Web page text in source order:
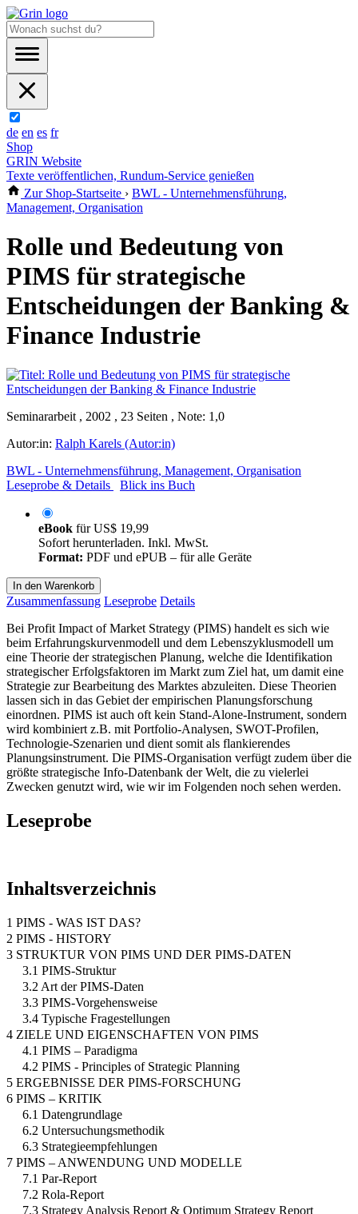
de en es fr
Shop
GRIN Website
Texte veröffentlichen, Rundum-Service genießen
Zur Shop-Startseite › BWL - Unternehmensführung,
Management, Organisation
Rolle und Bedeutung von
PIMS für strategische
Entscheidungen der Banking &
Finance Industrie
Seminararbeit , 2002 , 23 Seiten , Note: 1,0
Autor:in: Ralph Karels (Autor:in)
BWL - Unternehmensführung, Management, Organisation
Leseprobe & Details
Blick ins Buch
eBook fürUS$ 19,99
Sofort herunterladen. Inkl. MwSt.
Format: PDF und ePUB – für alle Geräte
In den Warenkorb
Zusammenfassung Leseprobe Details
Bei Profit Impact of Market Strategy (PIMS) handelt es sich wie
beim Erfahrungskurvenmodell und dem Lebenszyklusmodell um
eine Theorie der strategischen Planung, welche die Identifikation
strategischer Erfolgsfaktoren im Markt zum Ziel hat, um damit eine
Strategie zur Bearbeitung des Marktes abzuleiten. Diese Theorien
lassen sich in das Gebiet der empirischen Planungsforschung
einordnen. PIMS ist auch oft kein Stand-Alone-Instrument, sondern
wird kombiniert z.B. mit Portfolio-Analysen, SWOT-Profilen,
Technologie-Szenarien und dient somit als flankierendes
Planungsinstrument. Die PIMS-Organisation verfügt zudem über die
größte strategische Info-Datenbank der Welt, die zu vielerlei
Zwecken genutzt wird, wie wir im Folgenden noch sehen werden.
Leseprobe
Inhaltsverzeichnis
1 PIMS - WAS IST DAS?
2 PIMS - HISTORY
3 STRUKTUR VON PIMS UND DER PIMS-DATEN
3.1 PIMS-Struktur
3.2 Art der PIMS-Daten
3.3 PIMS-Vorgehensweise
3.4 Typische Fragestellungen
4 ZIELE UND EIGENSCHAFTEN VON PIMS
4.1 PIMS – Paradigma
4.2 PIMS - Principles of Strategic Planning
5 ERGEBNISSE DER PIMS-FORSCHUNG
6 PIMS – KRITIK
6.1 Datengrundlage
6.2 Untersuchungsmethodik
6.3 Strategieempfehlungen
7 PIMS – ANWENDUNG UND MODELLE
7.1 Par-Report
7.2 Rola-Report
7.3 Strategy Analysis Report & Optimum Strategy Report